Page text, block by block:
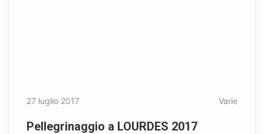
27 luglio 2017 Varie
Pellegrinaggio a LOURDES 2017